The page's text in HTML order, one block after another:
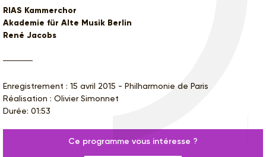
RIAS Kammerchor
Akademie für Alte Musik Berlin
René Jacobs
Enregistrement : 15 avril 2015 - Philharmonie de Paris
Réalisation : Olivier Simonnet
Durée: 01:53
Ce programme vous intéresse ?